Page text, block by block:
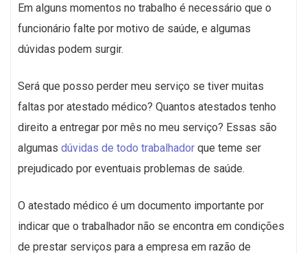
Em alguns momentos no trabalho é necessário que o
funcionário falte por motivo de saúde, e algumas
dúvidas podem surgir.
Será que posso perder meu serviço se tiver muitas
faltas por atestado médico? Quantos atestados tenho
direito a entregar por mês no meu serviço? Essas são
algumas dúvidas de todo trabalhador que teme ser
prejudicado por eventuais problemas de saúde.
O atestado médico é um documento importante por
indicar que o trabalhador não se encontra em condições
de prestar serviços para a empresa em razão de